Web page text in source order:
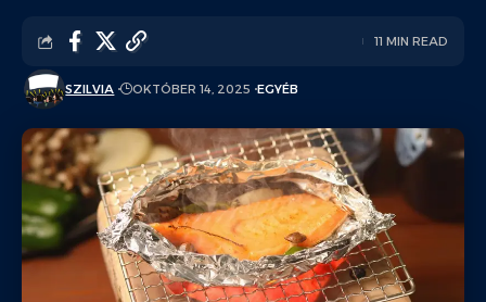
SZILVIA OKTÓBER 14, 2025 EGYÉB
11 MIN READ